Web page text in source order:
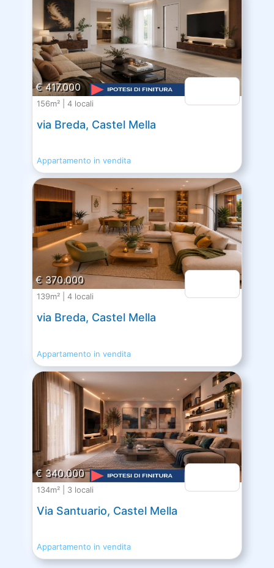
€ 417.000
156m² | 4 locali
via Breda, Castel Mella
Appartamento in vendita
€ 370.000
139m² | 4 locali
via Breda, Castel Mella
Appartamento in vendita
€ 340.000
134m² | 3 locali
Via Santuario, Castel Mella
Appartamento in vendita